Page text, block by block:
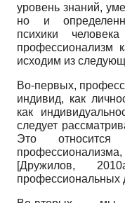
уровень знаний,
но и
психики
профессионализм
исходим из
Во-первых,
индивид, как
как
следует
Это относится
[Дружилов,
профессиональных